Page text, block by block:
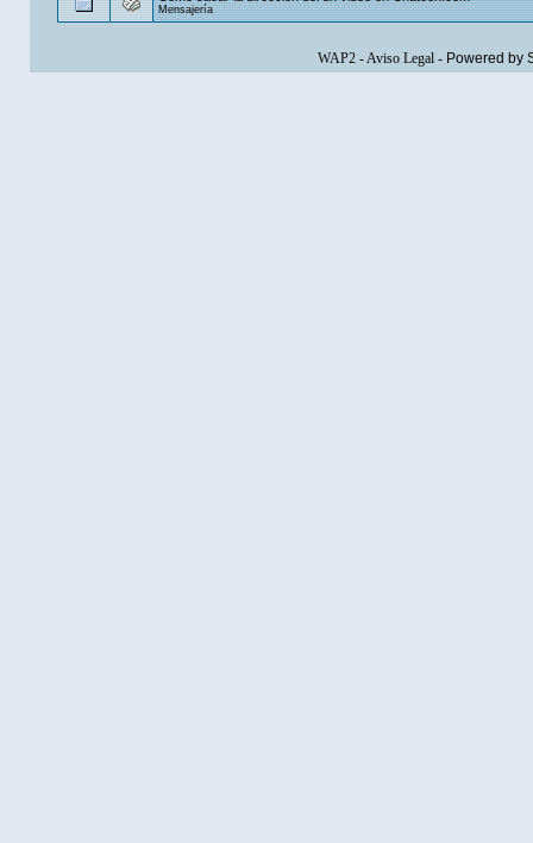
Mensajería
WAP2-Aviso Legal- Powered by